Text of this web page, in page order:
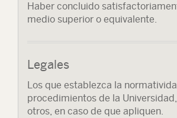
Haber concluido
medio superior o equivalente.
Legales
Los que establezca la
procedimientos de la
otros, en caso de que apliquen.